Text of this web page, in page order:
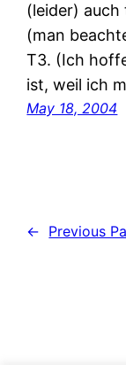
(leider) auch
(man
T3. (Ich
ist, weil ich
May 18, 2004
← Previous